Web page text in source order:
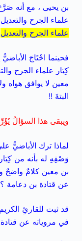
بن يحيى ، مع أنه
علماء الجرح
علماء الجرح والتعديل
فحينما احْتَاجَ
كِبَار علماء الجرح
معين لا يوافق هواه
البتةَ !!
ويبقى هذا السؤالُ
لماذا ترك الأباضيُّ
وَصْفِهِ له بأنه من
بن معين كلامٌ واضحٌ
عن قتادة بن دعامة
قد ثبت للقارئِ
في مروياته عن